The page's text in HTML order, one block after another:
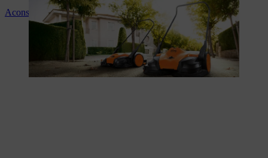
Aconselhamento e instruções sobre os produtos